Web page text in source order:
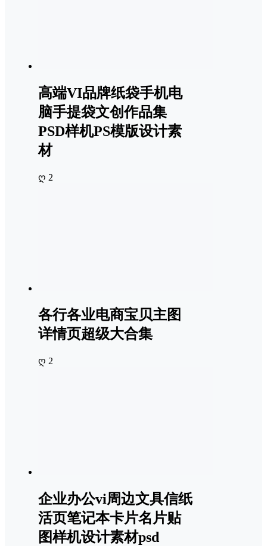
高端VI品牌纸袋手机电
脑手提袋文创作品集
PSD样机PS模版设计素
材
ღ 2
各行各业电商宝贝主图
详情页超级大合集
ღ 2
企业办公vi周边文具信纸
活页笔记本卡片名片贴
图样机设计素材psd